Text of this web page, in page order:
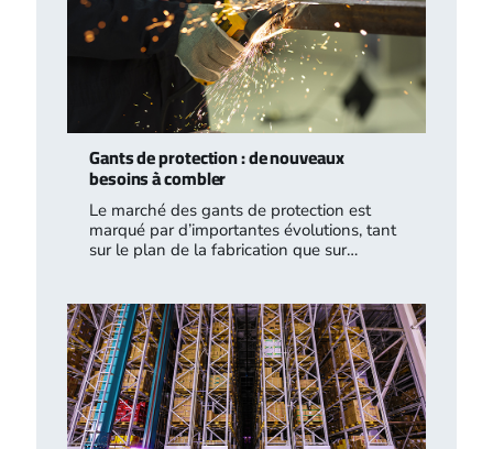
Gants de protection : de nouveaux
besoins à combler
Le marché des gants de protection est
marqué par d’importantes évolutions, tant
sur le plan de la fabrication que sur…